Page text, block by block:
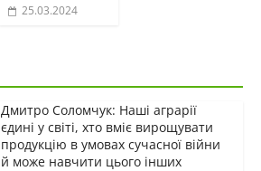
25.03.2024
Дмитро Соломчук: Наші аграрії
єдині у світі, хто вміє вирощувати
продукцію в умовах сучасної війни
й може навчити цього інших